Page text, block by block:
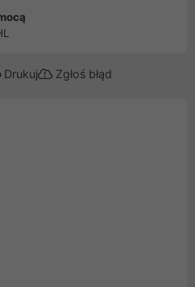
Drukuj Zgłoś błąd